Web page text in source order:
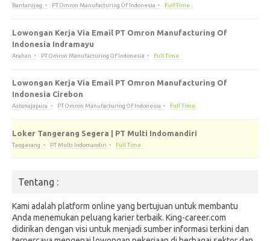
Bantarujeg PT Omron Manufacturing Of Indonesia Full Time
Lowongan Kerja Via Email PT Omron Manufacturing Of
Indonesia Indramayu
Arahan PT Omron Manufacturing Of Indonesia Full Time
Lowongan Kerja Via Email PT Omron Manufacturing Of
Indonesia Cirebon
Astanajapura PT Omron Manufacturing Of Indonesia Full Time
Loker Tangerang Segera | PT Multi Indomandiri
Tangerang PT Multi Indomandiri Full Time
Tentang :
Kami adalah platform online yang bertujuan untuk membantu
Anda menemukan peluang karier terbaik. King-career.com
didirikan dengan visi untuk menjadi sumber informasi terkini dan